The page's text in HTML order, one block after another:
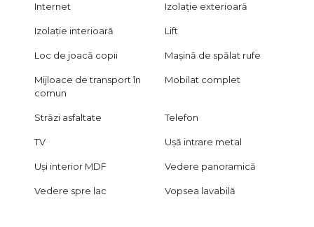
Internet Izolație exterioară
Izolație interioară Lift
Loc de joacă copii Mașină de spălat rufe
Mijloace de transport în
comun
Mobilat complet
Străzi asfaltate Telefon
TV Ușă intrare metal
Uși interior MDF Vedere panoramică
Vedere spre lac Vopsea lavabilă